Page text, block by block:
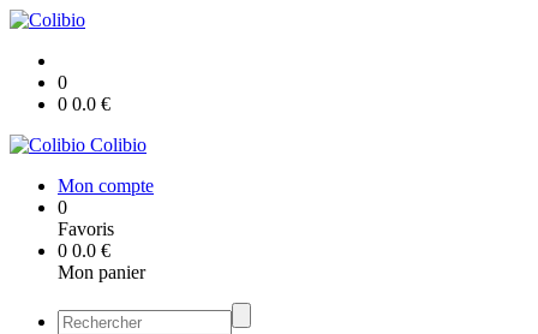
0
0 0.0 €
Colibio
Mon compte
0
Favoris
0 0.0 €
Mon panier